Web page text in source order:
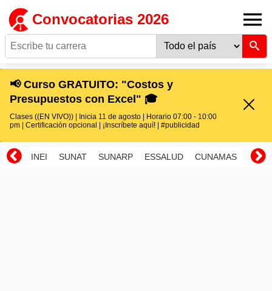
Convocatorias 2026
📢 Curso GRATUITO: "Costos y
Presupuestos con Excel" 🎓
Clases ((EN VIVO)) | Inicia 11 de agosto | Horario 07:00 - 10:00
pm | Certificación opcional | ¡Inscríbete aquí! | #publicidad
INEI SUNAT SUNARP ESSALUD CUNAMAS